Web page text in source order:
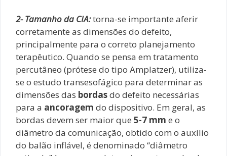
2- Tamanho da CIA:torna-se importante aferir
corretamente as dimensões do defeito,
principalmente para o correto planejamento
terapêutico. Quando se pensa em tratamento
percutâneo (prótese do tipo Amplatzer), utiliza-
se o estudo transesofágico para determinar as
dimensões das bordasdo defeito necessárias
para a ancoragem do dispositivo. Em geral, as
bordas devem ser maior que 5-7 mm e o
diâmetro da comunicação, obtido com o auxílio
do balão inflável, é denominado “diâmetro